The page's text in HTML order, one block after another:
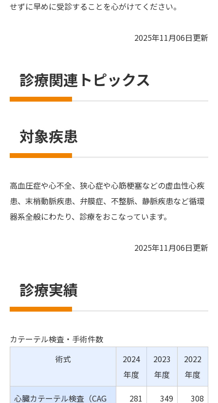
せずに早めに受診することを心がけてください。
2025年11月06日更新
診療関連トピックス
対象疾患
高血圧症や心不全、狭心症や心筋梗塞などの虚血性心疾
患、末梢動脈疾患、弁膜症、不整脈、静脈疾患など循環
器系全般にわたり、診療をおこなっています。
2025年11月06日更新
診療実績
カテーテル検査・手術件数
術式
2024
年度
2023
年度
2022
年度
心臓カテーテル検査（CAG 281 349 308